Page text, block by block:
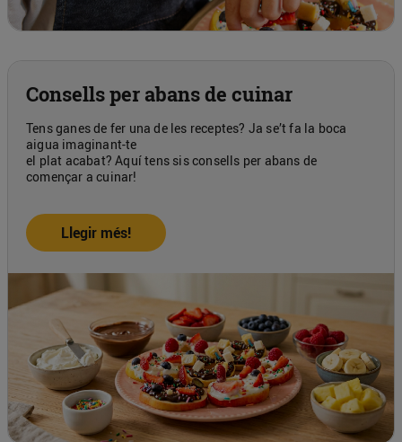
Consells per abans de cuinar
Tens ganes de fer una de les receptes? Ja se’t fa la boca
aigua imaginant-te
el plat acabat? Aquí tens sis consells per abans de
començar a cuinar!
Llegir més!